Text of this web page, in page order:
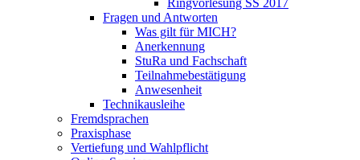
Fragen und Antworten
Was gilt für MICH?
Anerkennung
StuRa und Fachschaft
Teilnahmebestätigung
Anwesenheit
Technikausleihe
Fremdsprachen
Praxisphase
Vertiefung und Wahlpflicht